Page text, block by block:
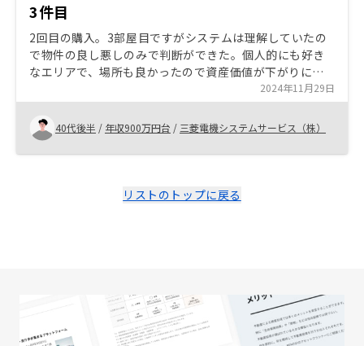
3件目
2回目の購入。3部屋目ですがシステムは理解していたの
で物件の良し悪しのみで判断ができた。個人的にも好き
なエリアで、場所も良かったので資産価値が下がりにく
いと感じた。 まだ支払い始めたばかりで流れを完全に理
解できていないが、早めにイメージしやすい説明なり、
意見交換の場を設けてくれると嬉しい 初の確定申告に向
けて何を準備しておけば良いのか？今の時点で保管して
おいたほうが良い資料など教えてくれると…アフターフ
と思う、オーナー初心者のやるべき作業を機械的でない
2024年11月29日
40代後半 / 年収900万円台 / 三菱電機システムサービス（株）
リストのトップに戻る